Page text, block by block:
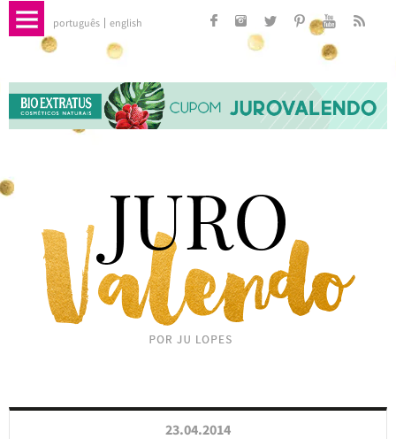
português english
23.04.2014